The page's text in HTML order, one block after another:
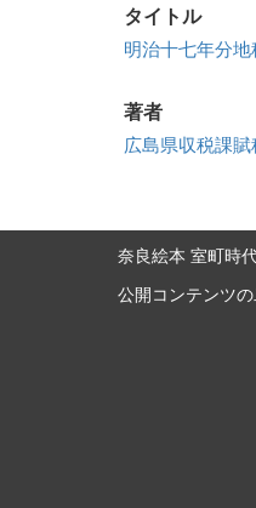
タイトル
明治十七年分
著者
広島県収税課
奈良絵本 室町時
公開コンテンツ